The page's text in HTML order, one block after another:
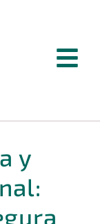
y